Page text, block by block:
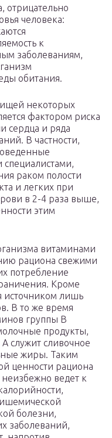
отрицательно
человека:
к
заболеваниям,
обитания.
некоторых
фактором риска
сердца и ряда
В частности,
раком полости
и легких при
в 2-4 раза выше,
этим
витаминами
рациона свежими
потребление
Кроме
источником лишь
В то же время
группы В
продукты,
служит сливочное
жиры. Таким
ценности рациона
неизбежно ведет к
болезни,
заболеваний,